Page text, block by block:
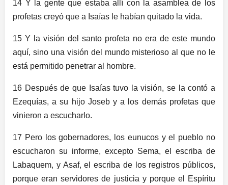
14 Y la gente que estaba allí con la asamblea de los
profetas creyó que a Isaías le habían quitado la vida.
15 Y la visión del santo profeta no era de este mundo
aquí, sino una visión del mundo misterioso al que no le
está permitido penetrar al hombre.
16 Después de que Isaías tuvo la visión, se la contó a
Ezequías, a su hijo Joseb y a los demás profetas que
vinieron a escucharlo.
17 Pero los gobernadores, los eunucos y el pueblo no
escucharon su informe, excepto Sema, el escriba de
Labaquem, y Asaf, el escriba de los registros públicos,
porque eran servidores de justicia y porque el Espíritu